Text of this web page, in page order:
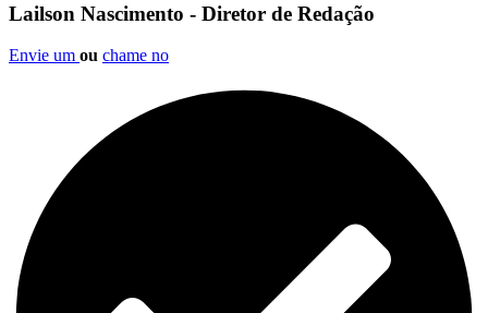
Lailson Nascimento - Diretor de Redação
Envie um ou chame no